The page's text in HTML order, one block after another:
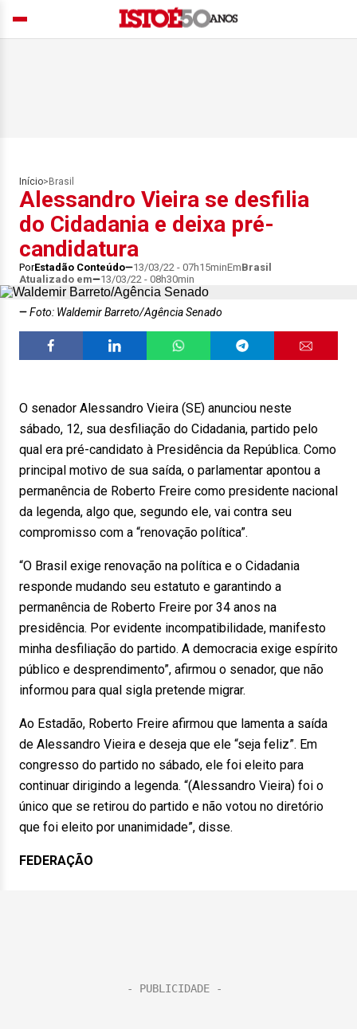
Início> Brasil
Alessandro Vieira se desfilia
do Cidadania e deixa pré-
candidatura
PorEstadão Conteúdo 13/03/22 - 07h15minEmBrasil
Atualizado em
13/03/22 - 08h30min
Foto: Waldemir Barreto/Agência Senado
O senador Alessandro Vieira (SE) anunciou neste
sábado, 12, sua desfiliação do Cidadania, partido pelo
qual era pré-candidato à Presidência da República. Como
principal motivo de sua saída, o parlamentar apontou a
permanência de Roberto Freire como presidente nacional
da legenda, algo que, segundo ele, vai contra seu
compromisso com a “renovação política”.
“O Brasil exige renovação na política e o Cidadania
responde mudando seu estatuto e garantindo a
permanência de Roberto Freire por 34 anos na
presidência. Por evidente incompatibilidade, manifesto
minha desfiliação do partido. A democracia exige espírito
público e desprendimento”, afirmou o senador, que não
informou para qual sigla pretende migrar.
Ao Estadão, Roberto Freire afirmou que lamenta a saída
de Alessandro Vieira e deseja que ele “seja feliz”. Em
congresso do partido no sábado, ele foi eleito para
continuar dirigindo a legenda. “(Alessandro Vieira) foi o
único que se retirou do partido e não votou no diretório
que foi eleito por unanimidade”, disse.
FEDERAÇÃO